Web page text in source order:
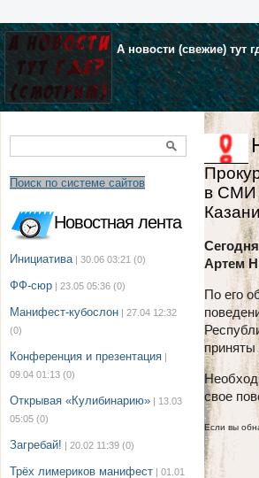
А новости (свежие) тут
Поиск по системе сайтов
Новостная лента
Инициатива | 30.06 03:21 (0)
ФФ-сюр | 23.05 05:36 (0)
Манифест-кубослон | 27.04 12:32
(0)
Конференция и презентация |
09.04 01:13 (0)
Открывая «Кулибинарию» | 13.03
05:05 (0)
Загребай! | 20.02 11:39 (0)
Трёх лимериков манифест | 01.01
в СМИ
Артем
По его
приняты
свое
Если вы